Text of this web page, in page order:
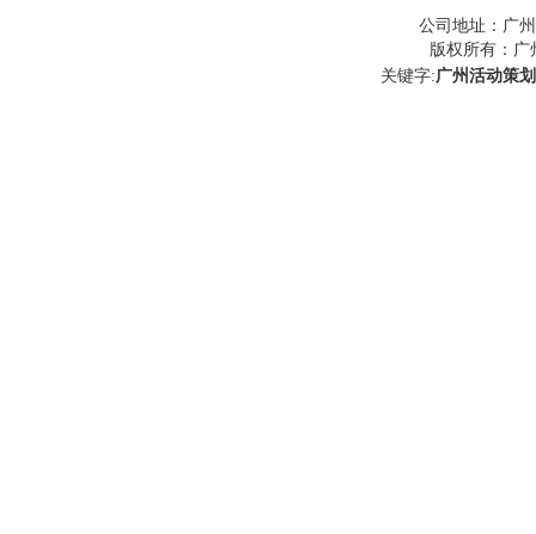
公司地址： 广
版权所有： 广
关键字:广州活动策